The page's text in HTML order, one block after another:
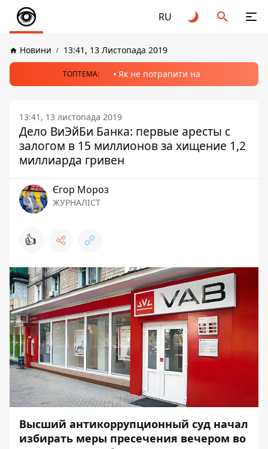
RU
Новини 13:41, 13 Листопада 2019
ТОПТЕМА: Як не потрапити на
13:41, 13 листопада 2019
Дело ВиЭйБи Банка: первые аресты с
залогом в 15 миллионов за хищение 1,2
миллиарда гривен
Єгор Мороз
ЖУРНАЛІСТ
👍
Высший антикоррупционный суд начал
избирать меры пресечения вечером во